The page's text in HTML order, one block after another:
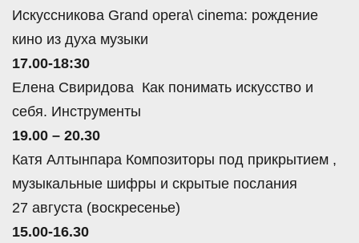
Искуссникова Grand opera\ cinema: рождение
кино из духа музыки
17.00-18:30
Елена Свиридова Как понимать искусство и
себя. Инструменты
19.00 – 20.30
Катя Алтынпара Композиторы под прикрытием ,
музыкальные шифры и скрытые послания
27 августа (воскресенье)
15.00-16.30